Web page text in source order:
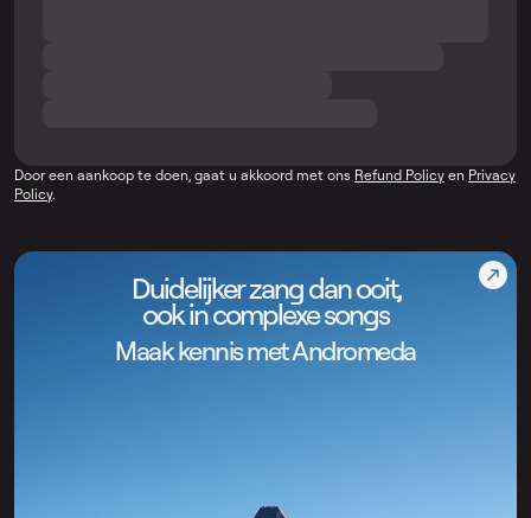
Door een aankoop te doen, gaat u akkoord met ons Refund Policy en Privacy
Policy.
Duidelijker zang dan ooit,
ook in complexe songs
Maak kennis met Andromeda